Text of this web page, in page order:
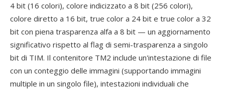
4 bit (16 colori), colore indicizzato a 8 bit (256 colori),
colore diretto a 16 bit, true color a 24 bit e true color a 32
bit con piena trasparenza alfa a 8 bit — un aggiornamento
significativo rispetto al flag di semi-trasparenza a singolo
bit di TIM. Il contenitore TM2 include un'intestazione di file
con un conteggio delle immagini (supportando immagini
multiple in un singolo file), intestazioni individuali che